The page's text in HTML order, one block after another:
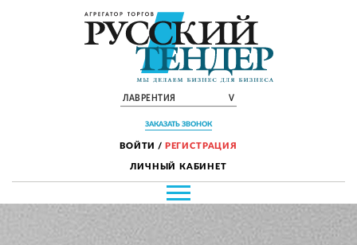
ЛАВРЕНТИЯ V
ЗАКАЗАТЬ ЗВОНОК
ВОЙТИ / РЕГИСТРАЦИЯ
ЛИЧНЫЙ КАБИНЕТ